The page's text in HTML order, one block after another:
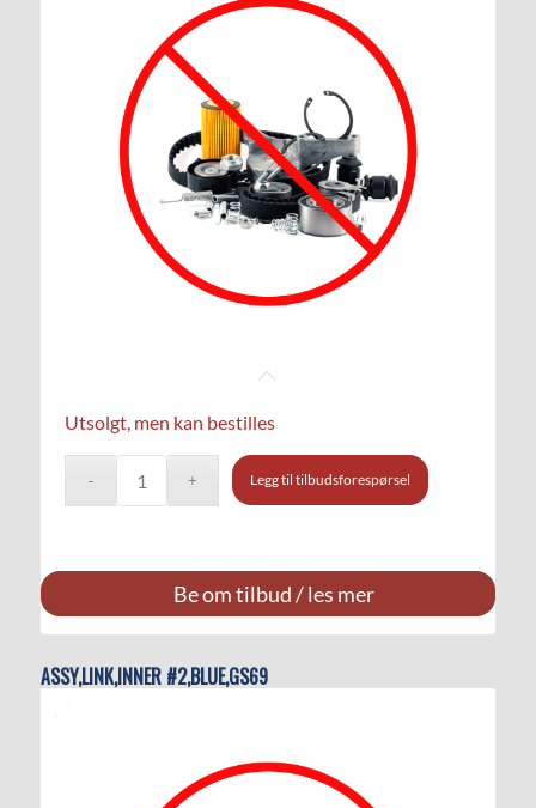
Utsolgt, men kan bestilles
Legg til tilbudsforespørsel
Be om tilbud / les mer
ASSY,LINK,INNER #2,BLUE,GS69